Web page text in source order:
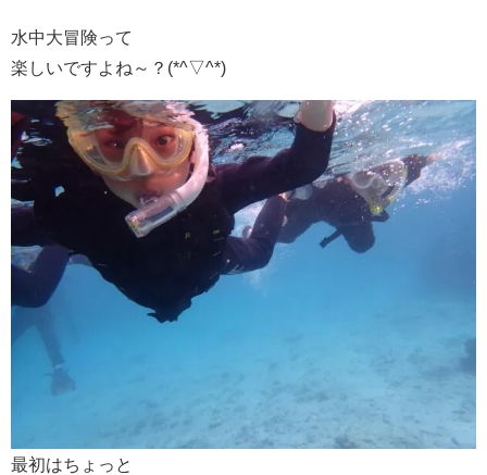
水中大冒険って
楽しいですよね～？(*^▽^*)
最初はちょっと